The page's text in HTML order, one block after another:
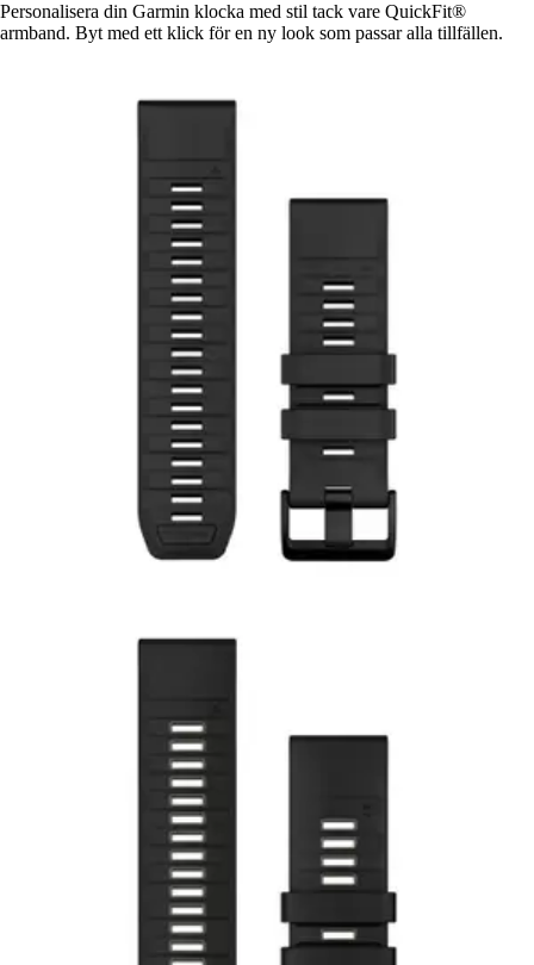
Personalisera din Garmin klocka med stil tack vare QuickFit®
armband. Byt med ett klick för en ny look som passar alla tillfällen.